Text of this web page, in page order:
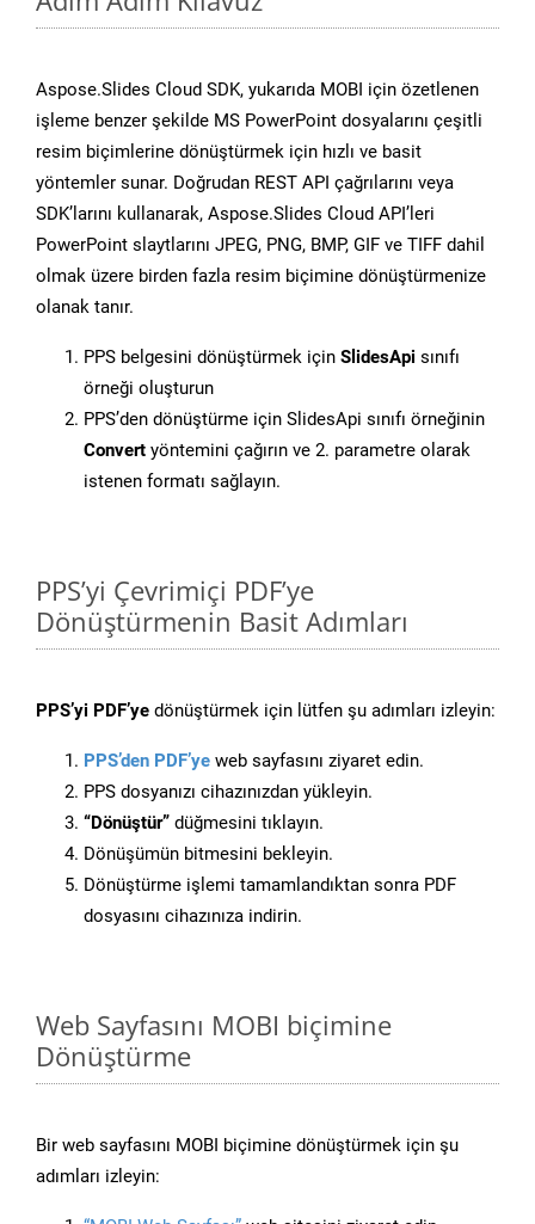
Aspose.Slides Cloud SDK, yukarıda MOBI için özetlenen
işleme benzer şekilde MS PowerPoint dosyalarını çeşitli
resim biçimlerine dönüştürmek için hızlı ve basit
yöntemler sunar. Doğrudan REST API çağrılarını veya
SDK’larını kullanarak, Aspose.Slides Cloud API’leri
PowerPoint slaytlarını JPEG, PNG, BMP, GIF ve TIFF dahil
olmak üzere birden fazla resim biçimine dönüştürmenize
olanak tanır.
PPS belgesini dönüştürmek için SlidesApi sınıfı
örneği oluşturun
PPS’den dönüştürme için SlidesApi sınıfı örneğinin
Convert yöntemini çağırın ve 2. parametre olarak
istenen formatı sağlayın.
PPS’yi Çevrimiçi PDF’ye
Dönüştürmenin Basit Adımları
PPS’yi PDF’ye dönüştürmek için lütfen şu adımları izleyin:
PPS’den PDF’ye web sayfasını ziyaret edin.
PPS dosyanızı cihazınızdan yükleyin.
“Dönüştür” düğmesini tıklayın.
Dönüşümün bitmesini bekleyin.
Dönüştürme işlemi tamamlandıktan sonra PDF
dosyasını cihazınıza indirin.
Web Sayfasını MOBI biçimine
Dönüştürme
Bir web sayfasını MOBI biçimine dönüştürmek için şu
adımları izleyin: